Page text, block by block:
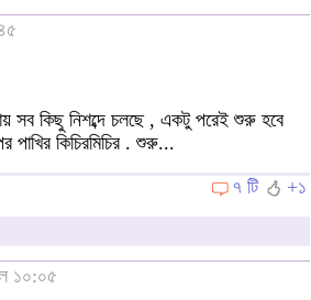
সব কিছু নিশব্দে চলছে , একটু পরেই শুরু হবে
কিচিরমিচির . শুরু...
৭ টি
+১
১০:০৫